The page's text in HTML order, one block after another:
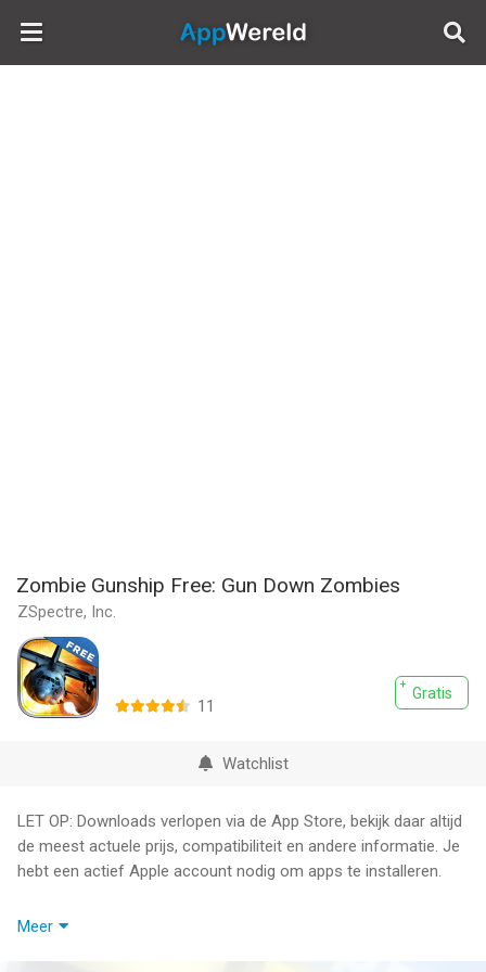
AppWereld
Zombie Gunship Free: Gun Down Zombies
ZSpectre, Inc.
Gratis
11
Watchlist
LET OP: Downloads verlopen via de App Store, bekijk daar altijd
de meest actuele prijs, compatibiliteit en andere informatie. Je
hebt een actief Apple account nodig om apps te installeren.
Zombie Gunship® Free is the fully-featured, free, ad-supported
Meer